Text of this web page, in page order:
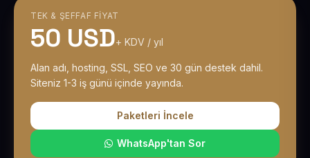
TEK & ŞEFFAF FIYAT
50 USD+ KDV / yıl
Alan adı, hosting, SSL, SEO ve 30 gün destek dahil.
Siteniz 1-3 iş günü içinde yayında.
Paketleri İncele
WhatsApp'tan Sor